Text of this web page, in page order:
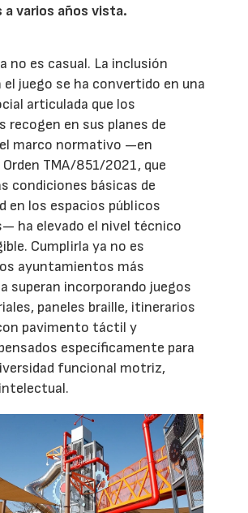
a varios años vista.
no es casual. La inclusión
el juego se ha convertido en una
articulada que los
recogen en sus planes de
marco normativo —en
TMA/851/2021, que
condiciones básicas de
en los espacios públicos
ha elevado el nivel técnico
Cumplirla ya no es
ayuntamientos más
superan incorporando juegos
paneles braille, itinerarios
pavimento táctil y
específicamente para
funcional motriz,